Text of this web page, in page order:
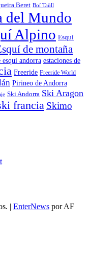
Beret Boí Taüll
del Mundo
Alpino Esquí
de montaña
esqui andorra estaciones de
Freeride Freeride World
Pirineo de Andorra
Ski Andorra Ski Aragon
francia Skimo
| EnterNews por AF